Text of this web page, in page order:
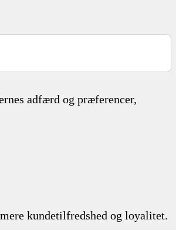
adfærd og præferencer,
kundetilfredshed og loyalitet.